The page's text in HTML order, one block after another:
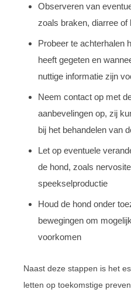
Observeren van
zoals braken, diarree of
Probeer te achterhalen
heeft gegeten en
nuttige informatie zijn
Neem contact op met
aanbevelingen op, zij
bij het behandelen van
Let op eventuele
de hond, zoals
speekselproductie
Houd de hond onder
bewegingen om
voorkomen
Naast deze stappen is het
letten op toekomstige